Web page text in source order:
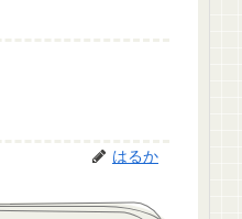
はるか